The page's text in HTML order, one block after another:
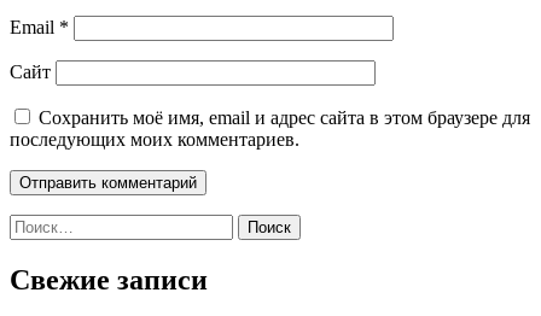
Email *
Сайт
Сохранить моё имя, email и адрес сайта в этом браузере для
последующих моих комментариев.
Найти:
Свежие записи